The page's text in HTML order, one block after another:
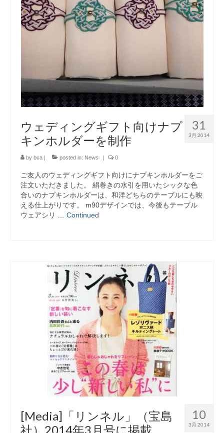
31
3月 2014
ウェディングギフト向けナプ
キンホルダーを制作
by bca | posted in: News | 0
ご友人のウェディングギフト向けにナプキンホルダーをご
注文いただきました。 絹巻きの水引を用いたシックな色
合いのナプキンホルダーは、和洋どちらのテーブルにも映
える仕上がりです。 m90デザインでは、今後もテーブル
ウェアシリ … Continued
10
3月 2014
[Media]「リンネル」（宝島
社）2014年3月号に掲載